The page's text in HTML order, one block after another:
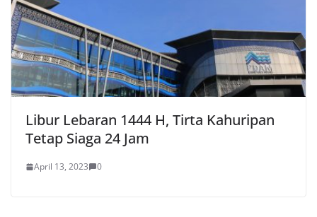
Libur Lebaran 1444 H, Tirta Kahuripan
Tetap Siaga 24 Jam
April 13, 2023 0